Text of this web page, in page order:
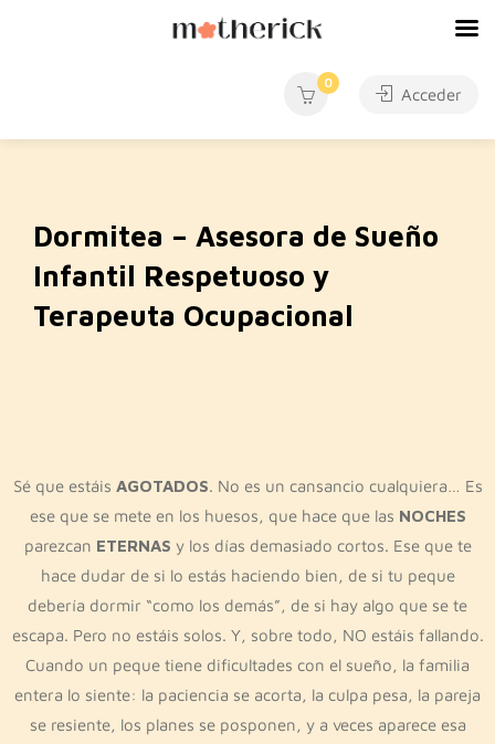
0
Acceder
Dormitea – Asesora de Sueño
Infantil Respetuoso y
Terapeuta Ocupacional
Sé que estáis AGOTADOS. No es un cansancio cualquiera… Es
ese que se mete en los huesos, que hace que las NOCHES
parezcan ETERNAS y los días demasiado cortos. Ese que te
hace dudar de si lo estás haciendo bien, de si tu peque
debería dormir “como los demás”, de si hay algo que se te
escapa. Pero no estáis solos. Y, sobre todo, NO estáis fallando.
Cuando un peque tiene dificultades con el sueño, la familia
entera lo siente: la paciencia se acorta, la culpa pesa, la pareja
se resiente, los planes se posponen, y a veces aparece esa